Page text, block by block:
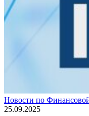
Новости по
25.09.2025